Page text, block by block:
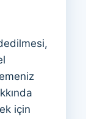
için